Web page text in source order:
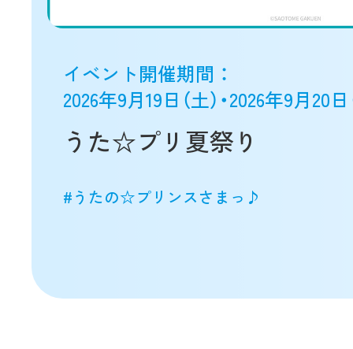
イベント開催期間 ：
2026年9月19日（土）・2026年9月20日
うた☆プリ夏祭り
#うたの☆プリンスさまっ♪